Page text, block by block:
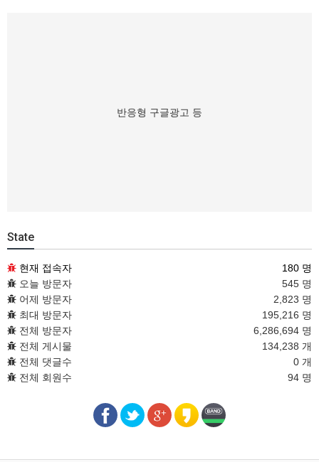
반응형 구글광고 등
State
현재 접속자
180 명
오늘 방문자
545 명
어제 방문자
2,823 명
최대 방문자
195,216 명
전체 방문자
6,286,694 명
전체 게시물
134,238 개
전체 댓글수
0 개
전체 회원수
94 명